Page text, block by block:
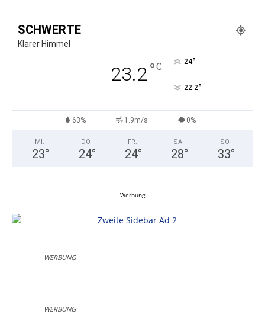
SCHWERTE
Klarer Himmel
23.2°C 24°
22.2°
63% 1.9m/s 0%
MI.
23°
DO.
24°
FR.
24°
SA.
28°
SO.
33°
— Werbung —
WERBUNG
WERBUNG